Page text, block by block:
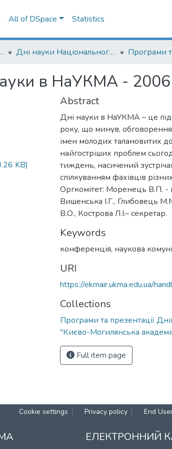
All of DSpace Statistics
НаУКМА Дні науки Національного університету "Києво-Могилянська академія"
в НаУКМА - 2006
KB)
Abstract
Дні науки в НаУКМА – це
року, що минув,
імен молодих талановитих
найгостріших проблем
тиждень, насичений
спілкуванням фахівців
Оргкомітет: Моренець В.П.
Вишенська І.Г., Глибовець
В.О., Кострова Л.І.– секретар.
Keywords
конференція, наукова
URI
https://ekmair.ukma.edu.ua/
Collections
Програми та презентації
"Києво-Могилянська
Full item page
Cookie settings Privacy policy End
ЕЛЕКТРОННИЙ